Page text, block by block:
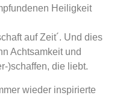
Heiligkeit
auf Zeit´. Und dies
Achtsamkeit und
)schaffen, die liebt.
wieder inspirierte